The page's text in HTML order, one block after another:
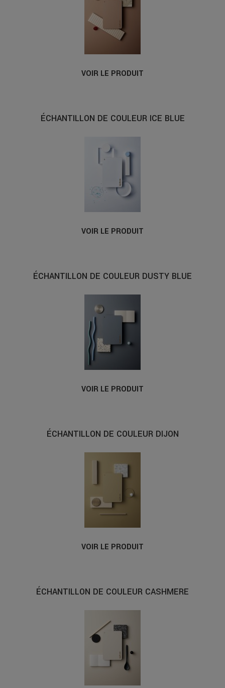
VOIR LE PRODUIT
ÉCHANTILLON DE COULEUR ICE BLUE
VOIR LE PRODUIT
ÉCHANTILLON DE COULEUR DUSTY BLUE
VOIR LE PRODUIT
ÉCHANTILLON DE COULEUR DIJON
VOIR LE PRODUIT
ÉCHANTILLON DE COULEUR CASHMERE